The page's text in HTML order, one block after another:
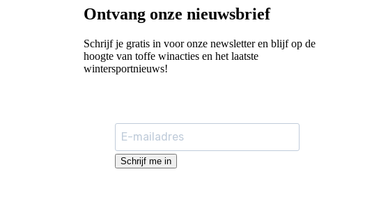
Ontvang onze nieuwsbrief
Schrijf je gratis in voor onze newsletter en blijf op de
hoogte van toffe winacties en het laatste
wintersportnieuws!
Schrijf me in